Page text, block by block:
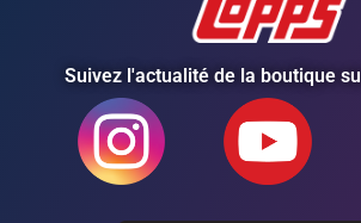
Suivez l'actualité de la boutique